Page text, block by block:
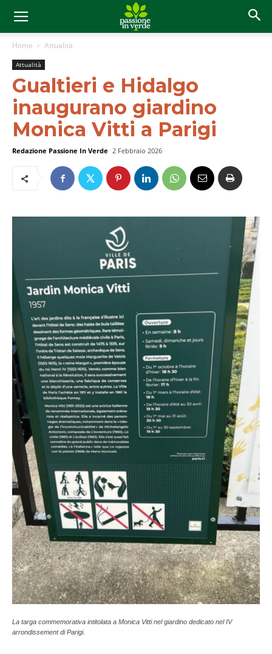
Home Attualità
Attualità
Gualtieri e Hidalgo
inaugurano giardino
Monica Vitti a Parigi
Redazione Passione In Verde 2 Febbraio 2026
La targa commemorativa intitolata a Monica Vitti nel giardino dedicato nel IV
arrondissement di Parigi.